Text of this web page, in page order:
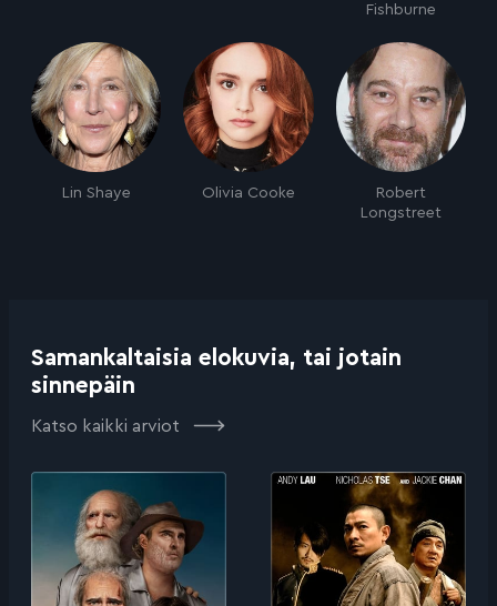
Fishburne
Lin Shaye Olivia Cooke
Robert
Longstreet
Samankaltaisia elokuvia, tai jotain
sinnepäin
Katso kaikki arviot